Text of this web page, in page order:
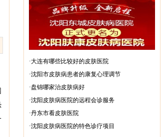
在线预约服务，网上在线预约可免医生挂号费，并可享受
·大连有哪些比较好的皮肤医院
·沈阳市皮肤病患者的康复心理调节
·盘锦哪家治皮肤病好
·沈阳皮肤病医院的远程会诊服务
·丹东市看皮肤医院
·沈阳皮肤病医院的特色诊疗项目